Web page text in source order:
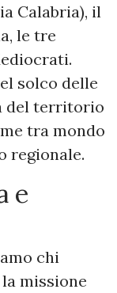
Calabria), il
le tre
solco delle
del territorio
tra mondo
regionale.
e
chi
missione